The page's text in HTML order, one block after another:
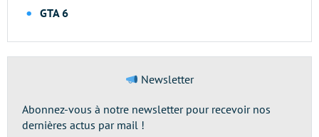
GTA 6
Newsletter
Abonnez-vous à notre newsletter pour recevoir nos
dernières actus par mail !